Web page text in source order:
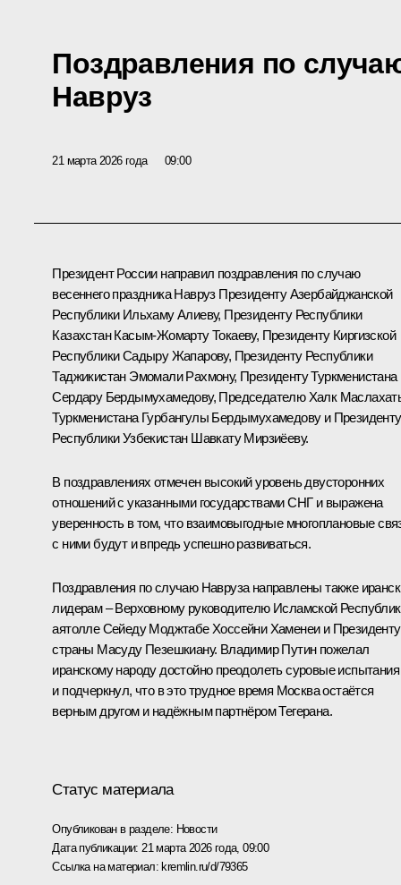
Поздравления по
Навруз
21 марта 2026 года 09:00
Президент России направил поздравления по случаю
весеннего праздника Навруз Президенту Азербайджанской
Республики Ильхаму Алиеву, Президенту Республики
КазахстанКасым-Жомарту Токаеву, Президенту Киргизской
РеспубликиСадыру Жапарову, Президенту Республики
Таджикистан Эмомали Рахмону, Президенту Туркменистана
Сердару Бердымухамедову, Председателю Халк
Туркменистана Гурбангулы Бердымухамедовуи Президенту
Республики Узбекистан Шавкату Мирзиёеву.
В поздравлениях отмечен высокий уровень двусторонних
отношений с указанными государствами СНГ и выражена
уверенность в том, что взаимовыгодные многоплановые
с ними будут и впредь успешно развиваться.
Поздравления по случаю Навруза направлены также
лидерам – Верховному руководителю Исламской
аятолле Сейеду Моджтабе Хоссейни Хаменеи и Президенту
страны Масуду Пезешкиану. Владимир Путин пожелал
иранскому народу достойно преодолеть суровые испытания
и подчеркнул, что в это трудное время Москва остаётся
верным другом и надёжным партнёром Тегерана.
Статус материала
Опубликован в разделе: Новости
Дата публикации: 21 марта 2026 года, 09:00
Ссылка на материал:kremlin.ru/d/79365